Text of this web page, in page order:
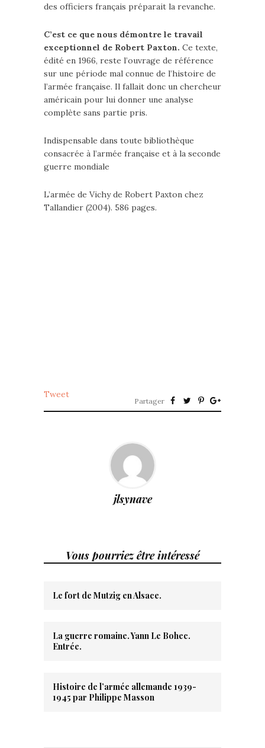
des officiers français préparait la revanche.
C’est ce que nous démontre le travail
exceptionnel de Robert Paxton. Ce texte,
édité en 1966, reste l’ouvrage de référence
sur une période mal connue de l’histoire de
l’armée française. Il fallait donc un chercheur
américain pour lui donner une analyse
complète sans partie pris.
Indispensable dans toute bibliothèque
consacrée à l’armée française et à la seconde
guerre mondiale
L’armée de Vichy de Robert Paxton chez
Tallandier (2004). 586 pages.
Tweet
Partager
jlsynave
Vous pourriez être intéressé
Le fort de Mutzig en Alsace.
La guerre romaine. Yann Le Bohec.
Entrée.
Histoire de l’armée allemande 1939-
1945 par Philippe Masson